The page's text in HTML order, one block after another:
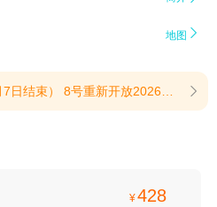
地图 
，该景点将开放。上午10:00至下午6:00。2026年10月的每个星期四、星期五和星期六，该景点将开放。上午10:00至下午6:00。(提示有效期2026/6/23至2026/12/31) 
¥428